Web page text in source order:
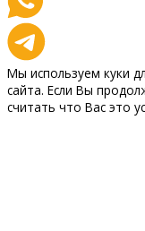
Мы используем куки
сайта. Если Вы
считать что Вас это